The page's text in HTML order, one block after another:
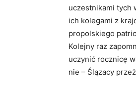
uczestnikami tych
ich kolegami z
propolskiego
Kolejny raz
uczynić rocznicę
nie – Ślązacy